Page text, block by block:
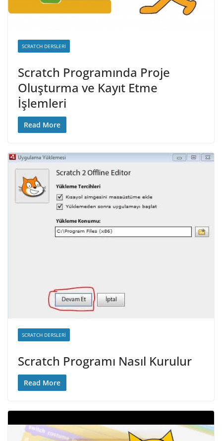
SCRATCH DERSLERI
Scratch Programında Proje
Oluşturma ve Kayıt Etme
İşlemleri
Read More
SCRATCH DERSLERI
Scratch Programı Nasıl Kurulur
Read More